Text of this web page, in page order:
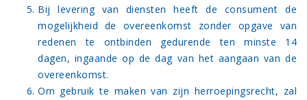
Bij levering van diensten heeft de consument de
mogelijkheid de overeenkomst zonder opgave van
redenen te ontbinden gedurende ten minste 14
dagen, ingaande op de dag van het aangaan van de
overeenkomst.
Om gebruik te maken van zijn herroepingsrecht, zal